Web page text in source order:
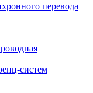
перевода
систем